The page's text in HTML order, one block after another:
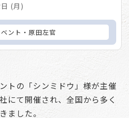
(月)
ント・原田左官
トの「シンミドウ」様が主催
にて開催され、全国から多く
ました。